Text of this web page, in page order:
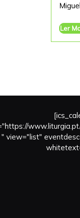
Ler
" view="list"